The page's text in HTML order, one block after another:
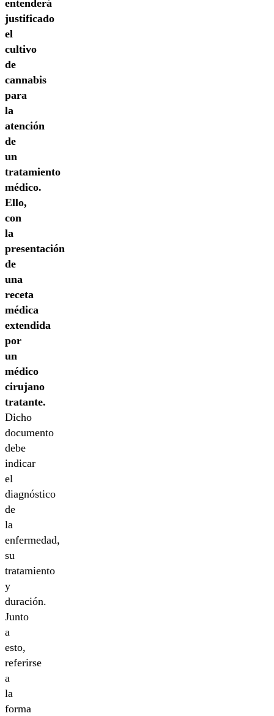
entenderá
justificado
el
cultivo
de
cannabis
para
la
atención
de
un
tratamiento
médico.
Ello,
con
la
presentación
de
una
receta
médica
extendida
por
un
médico
cirujano
tratante.
Dicho
documento
debe
indicar
el
diagnóstico
de
la
enfermedad,
su
tratamiento
y
duración.
Junto
a
esto,
referirse
a
la
forma